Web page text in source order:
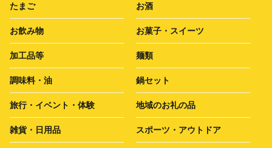
たまご お酒
お飲み物 お菓子・スイーツ
加工品等 麺類
調味料・油 鍋セット
旅行・イベント・体験 地域のお礼の品
雑貨・日用品 スポーツ・アウトドア